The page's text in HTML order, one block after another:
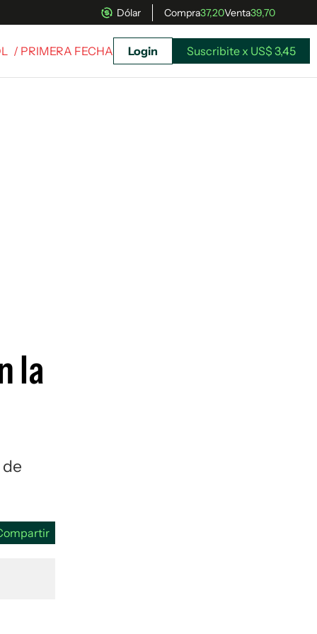
Dólar Compra37,20Venta39,70
en:
/ PRIMERA FECHA Login Suscribite x US$ 3,45
la